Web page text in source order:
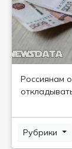
Россиянам
Рубрики